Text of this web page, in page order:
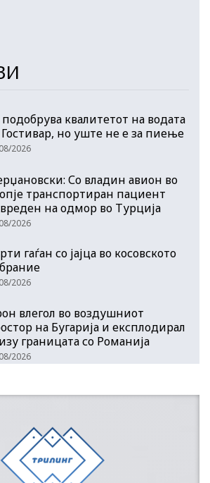
квалитетот на водата
Гостивар, но уште не е за пиење
2026
Со владин авион во
транспортиран пациент
на одмор во Турција
2026
гаѓан со јајца во косовското
2026
влегол во воздушниот
на Бугарија и експлодирал
границата со Романија
2026